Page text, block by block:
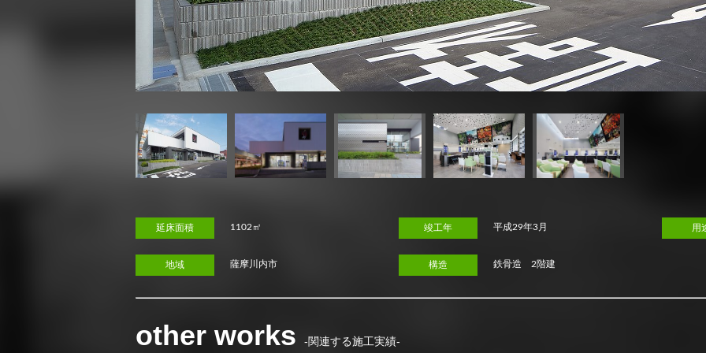
延床面積 1102㎡ 竣工年 平成29年3月 用
地域 薩摩川内市 構造 鉄骨造 2階建
other works -関連する施工実績-